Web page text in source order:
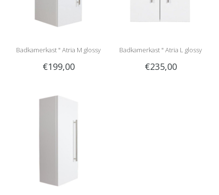
Badkamerkast " Atria M glossy
white "
€199,00
Badkamerkast " Atria L glossy
white "
€235,00